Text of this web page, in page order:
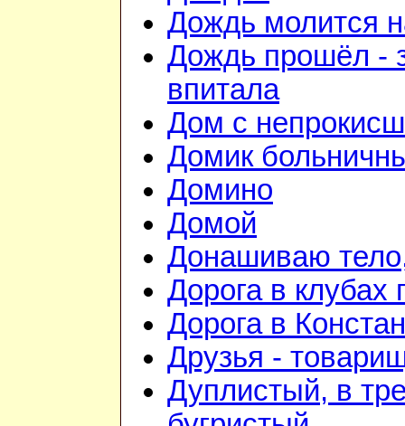
Дождь молится
Дождь прошёл -
впитала
Дом с
Домик
Домино
Домой
Донашиваю
Дорога в клубах
Дорога в
Друзья -
Дуплистый, в